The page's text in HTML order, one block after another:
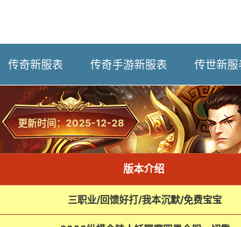
传奇新服表 传奇手游新服表 传世新服
更新时间：2025-12-28
版本介绍
三职业/回馈好打/我本沉默/免费宝宝